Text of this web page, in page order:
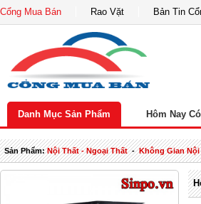
Cổng Mua Bán Rao Vặt Bản Tin
Danh Mục Sản Phẩm Hôm Nay
Sản Phẩm:Nội Thất - Ngoại Thất-Không Gian Nội